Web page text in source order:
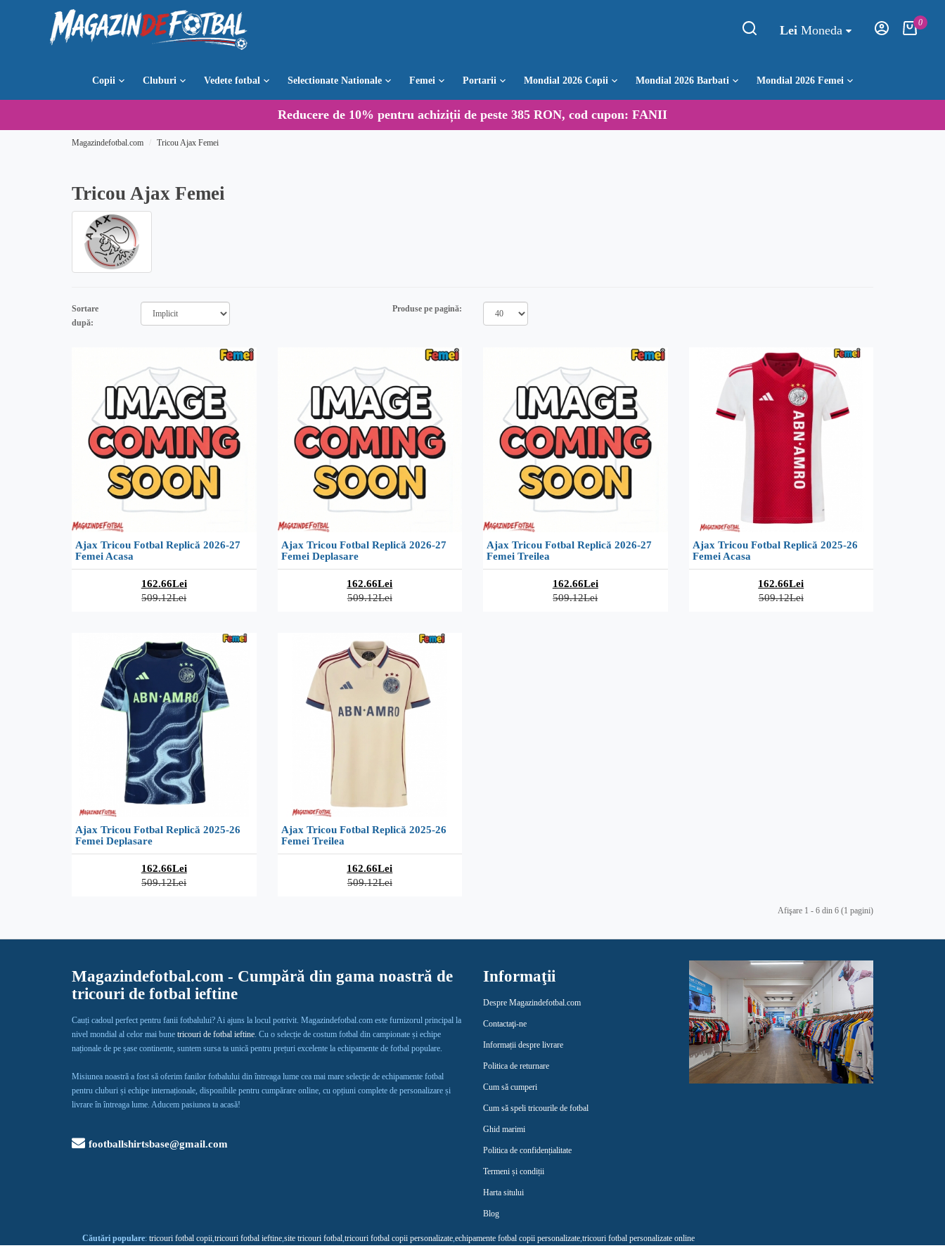
Lei Moneda
0
Copii Cluburi Vedete fotbal Selectionate Nationale Femei Portarii Mondial 2026 Copii Mondial 2026 Barbati Mondial 2026 Femei
Reducere de 10% pentru achiziții de peste 385 RON, cod cupon: FANII
Magazindefotbal.com Tricou Ajax Femei
Tricou Ajax Femei
Sortare
după:
Produse pe pagină:
Ajax Tricou Fotbal Replică 2026-27
Femei Acasa
162.66Lei
509.12Lei
Ajax Tricou Fotbal Replică 2026-27
Femei Deplasare
162.66Lei
509.12Lei
Ajax Tricou Fotbal Replică 2026-27
Femei Treilea
162.66Lei
509.12Lei
Ajax Tricou Fotbal Replică 2025-26
Femei Acasa
162.66Lei
509.12Lei
Ajax Tricou Fotbal Replică 2025-26
Femei Deplasare
162.66Lei
509.12Lei
Ajax Tricou Fotbal Replică 2025-26
Femei Treilea
162.66Lei
509.12Lei
Afişare 1 - 6 din 6 (1 pagini)
Magazindefotbal.com - Cumpără din gama noastră de
tricouri de fotbal ieftine
Cauți cadoul perfect pentru fanii fotbalului? Ai ajuns la locul potrivit. Magazindefotbal.com este furnizorul principal la
nivel mondial al celor mai bune tricouri de fotbal ieftine. Cu o selecție de costum fotbal din campionate și echipe
naționale de pe șase continente, suntem sursa ta unică pentru prețuri excelente la echipamente de fotbal populare.
Misiunea noastră a fost să oferim fanilor fotbalului din întreaga lume cea mai mare selecție de echipamente fotbal
pentru cluburi și echipe internaționale, disponibile pentru cumpărare online, cu opțiuni complete de personalizare și
livrare în întreaga lume. Aducem pasiunea ta acasă!
footballshirtsbase@gmail.com
Informaţii
Despre Magazindefotbal.com
Contactaţi-ne
Informații despre livrare
Politica de returnare
Cum să cumperi
Cum să speli tricourile de fotbal
Ghid marimi
Politica de confidențialitate
Termeni și condiții
Harta sitului
Blog
Căutări populare: tricouri fotbal copii,tricouri fotbal ieftine,site tricouri fotbal,tricouri fotbal copii personalizate,echipamente fotbal copii personalizate,tricouri fotbal personalizate online